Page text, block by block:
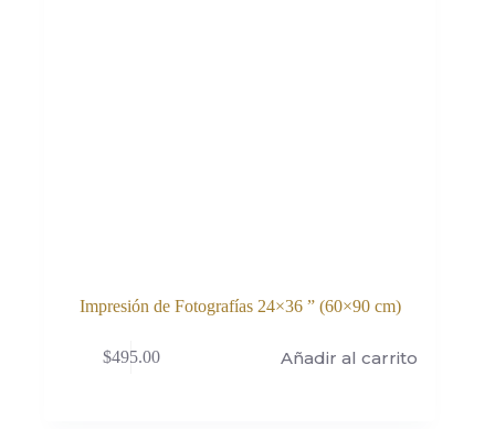
Impresión de Fotografías 24×36 ” (60×90 cm)
$495.00 Añadir al carrito